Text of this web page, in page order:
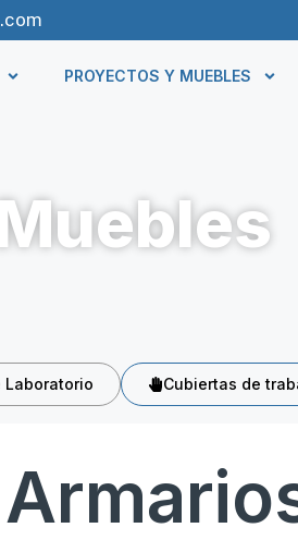
PROYECTOS Y MUEBLES
Laboratorio Cubiertas de